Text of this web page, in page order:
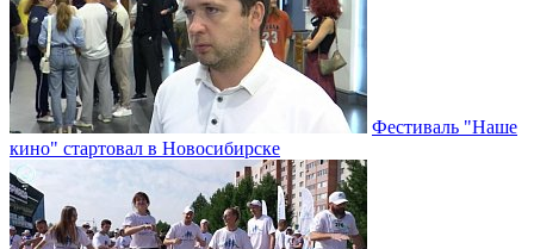
Фестиваль "Наше
кино" стартовал в Новосибирске